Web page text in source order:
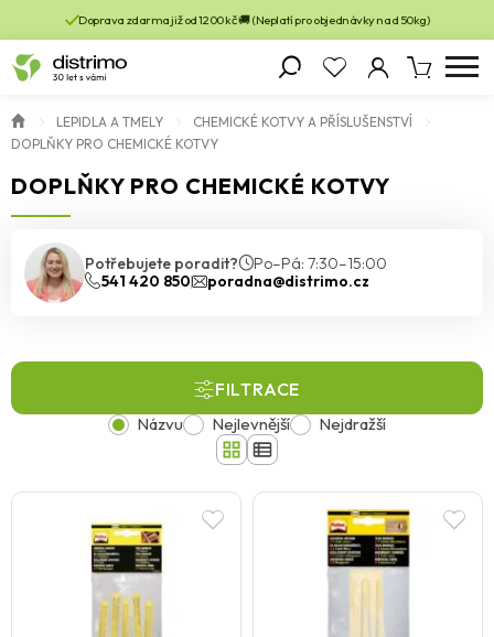
Doprava zdarma již od 1200 kč 🚚 (Neplatí pro objednávky nad 50kg)
LEPIDLA A TMELY
CHEMICKÉ KOTVY A PŘÍSLUŠENSTVÍ
DOPLŇKY PRO CHEMICKÉ KOTVY
DOPLŇKY PRO CHEMICKÉ KOTVY
Potřebujete poradit?
Po–Pá: 7:30–15:00
541 420 850
poradna@distrimo.cz
FILTRACE
Názvu Nejlevnější Nejdražší